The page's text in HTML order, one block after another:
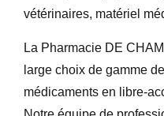
vétérinaires, matériel
La Pharmacie DE
large choix de gamme
médicaments en libre-